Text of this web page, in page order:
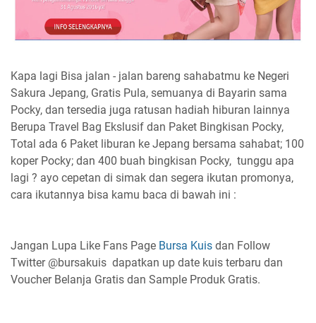
Kapa lagi Bisa jalan - jalan bareng sahabatmu ke Negeri
Sakura Jepang, Gratis Pula, semuanya di Bayarin sama
Pocky, dan tersedia juga ratusan hadiah hiburan lainnya
Berupa Travel Bag Ekslusif dan Paket Bingkisan Pocky,
Total ada 6 Paket liburan ke Jepang bersama sahabat; 100
koper Pocky; dan 400 buah bingkisan Pocky, tunggu apa
lagi ? ayo cepetan di simak dan segera ikutan promonya,
cara ikutannya bisa kamu baca di bawah ini :
Jangan Lupa Like Fans Page Bursa Kuis dan Follow
Twitter @bursakuis dapatkan up date kuis terbaru dan
Voucher Belanja Gratis dan Sample Produk Gratis.